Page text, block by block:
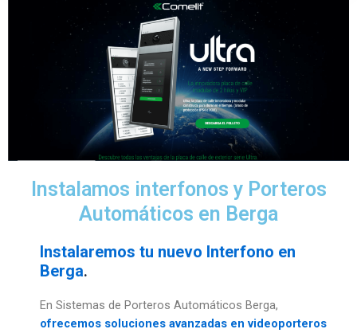
Instalamos interfonos y Porteros
Automáticos en Berga
Instalaremos tu nuevo Interfono en
Berga.
En Sistemas de Porteros Automáticos Berga,
ofrecemos soluciones avanzadas en videoporteros